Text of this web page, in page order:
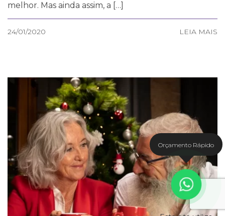
melhor. Mas ainda assim, a […]
24/01/2020 LEIA MAIS
Orçamento Rápido